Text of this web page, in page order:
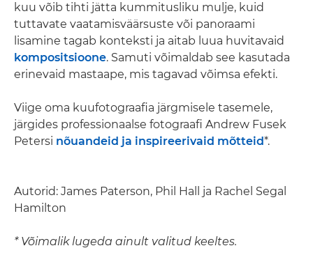
kuu võib tihti jätta kummitusliku mulje, kuid
tuttavate vaatamisväärsuste või panoraami
lisamine tagab konteksti ja aitab luua huvitavaid
kompositsioone. Samuti võimaldab see kasutada
erinevaid mastaape, mis tagavad võimsa efekti.
Viige oma kuufotograafia järgmisele tasemele,
järgides professionaalse fotograafi Andrew Fusek
Petersi nõuandeid ja inspireerivaid mõtteid*.
Autorid: James Paterson, Phil Hall ja Rachel Segal
Hamilton
* Võimalik lugeda ainult valitud keeltes.